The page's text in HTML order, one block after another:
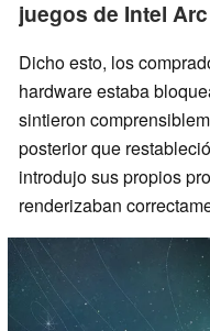
juegos de Intel Arc
Dicho esto, los
hardware estaba
sintieron
posterior que
introdujo sus propios
renderizaban